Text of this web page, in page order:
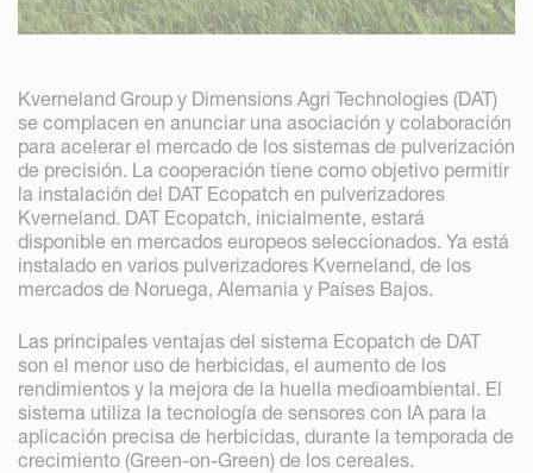
Kverneland Group y Dimensions Agri Technologies (DAT)
se complacen en anunciar una asociación y colaboración
para acelerar el mercado de los sistemas de pulverización
de precisión. La cooperación tiene como objetivo permitir
la instalación del DAT Ecopatch en pulverizadores
Kverneland. DAT Ecopatch, inicialmente, estará
disponible en mercados europeos seleccionados. Ya está
instalado en varios pulverizadores Kverneland, de los
mercados de Noruega, Alemania y Países Bajos.
Las principales ventajas del sistema Ecopatch de DAT
son el menor uso de herbicidas, el aumento de los
rendimientos y la mejora de la huella medioambiental. El
sistema utiliza la tecnología de sensores con IA para la
aplicación precisa de herbicidas, durante la temporada de
crecimiento (Green-on-Green) de los cereales.